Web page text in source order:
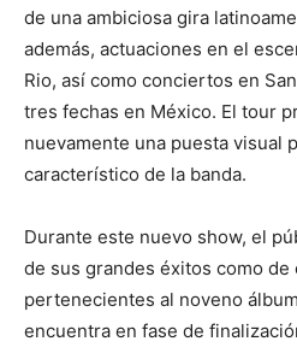
de una ambiciosa gira
además, actuaciones en el
Rio, así como conciertos en
tres fechas en México. El tour
nuevamente una puesta visual
característico de la banda.
Durante este nuevo show, el
de sus grandes éxitos como de
pertenecientes al noveno
encuentra en fase de